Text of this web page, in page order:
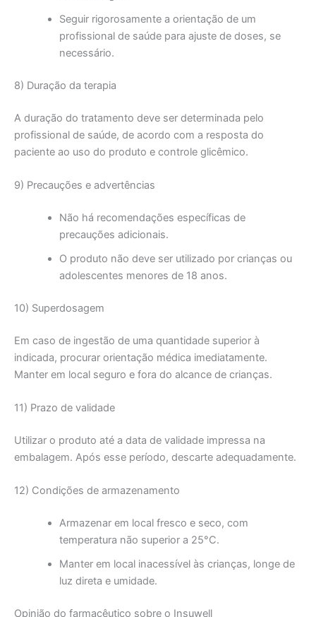
Seguir rigorosamente a orientação de um
profissional de saúde para ajuste de doses, se
necessário.
8) Duração da terapia
A duração do tratamento deve ser determinada pelo
profissional de saúde, de acordo com a resposta do
paciente ao uso do produto e controle glicêmico.
9) Precauções e advertências
Não há recomendações específicas de
precauções adicionais.
O produto não deve ser utilizado por crianças ou
adolescentes menores de 18 anos.
10) Superdosagem
Em caso de ingestão de uma quantidade superior à
indicada, procurar orientação médica imediatamente.
Manter em local seguro e fora do alcance de crianças.
11) Prazo de validade
Utilizar o produto até a data de validade impressa na
embalagem. Após esse período, descarte adequadamente.
12) Condições de armazenamento
Armazenar em local fresco e seco, com
temperatura não superior a 25°C.
Manter em local inacessível às crianças, longe de
luz direta e umidade.
Opinião do farmacêutico sobre o Insuwell